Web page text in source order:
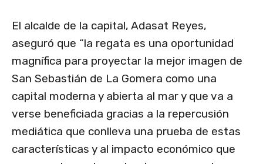
El alcalde de la capital, Adasat Reyes,
aseguró que “la regata es una oportunidad
magnífica para proyectar la mejor imagen de
San Sebastián de La Gomera como una
capital moderna y abierta al mar y que va a
verse beneficiada gracias a la repercusión
mediática que conlleva una prueba de estas
características y al impacto económico que